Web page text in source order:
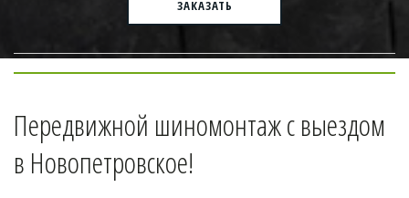
ЗАКАЗАТЬ
Передвижной шиномонтаж с выездом
в Новопетровское!